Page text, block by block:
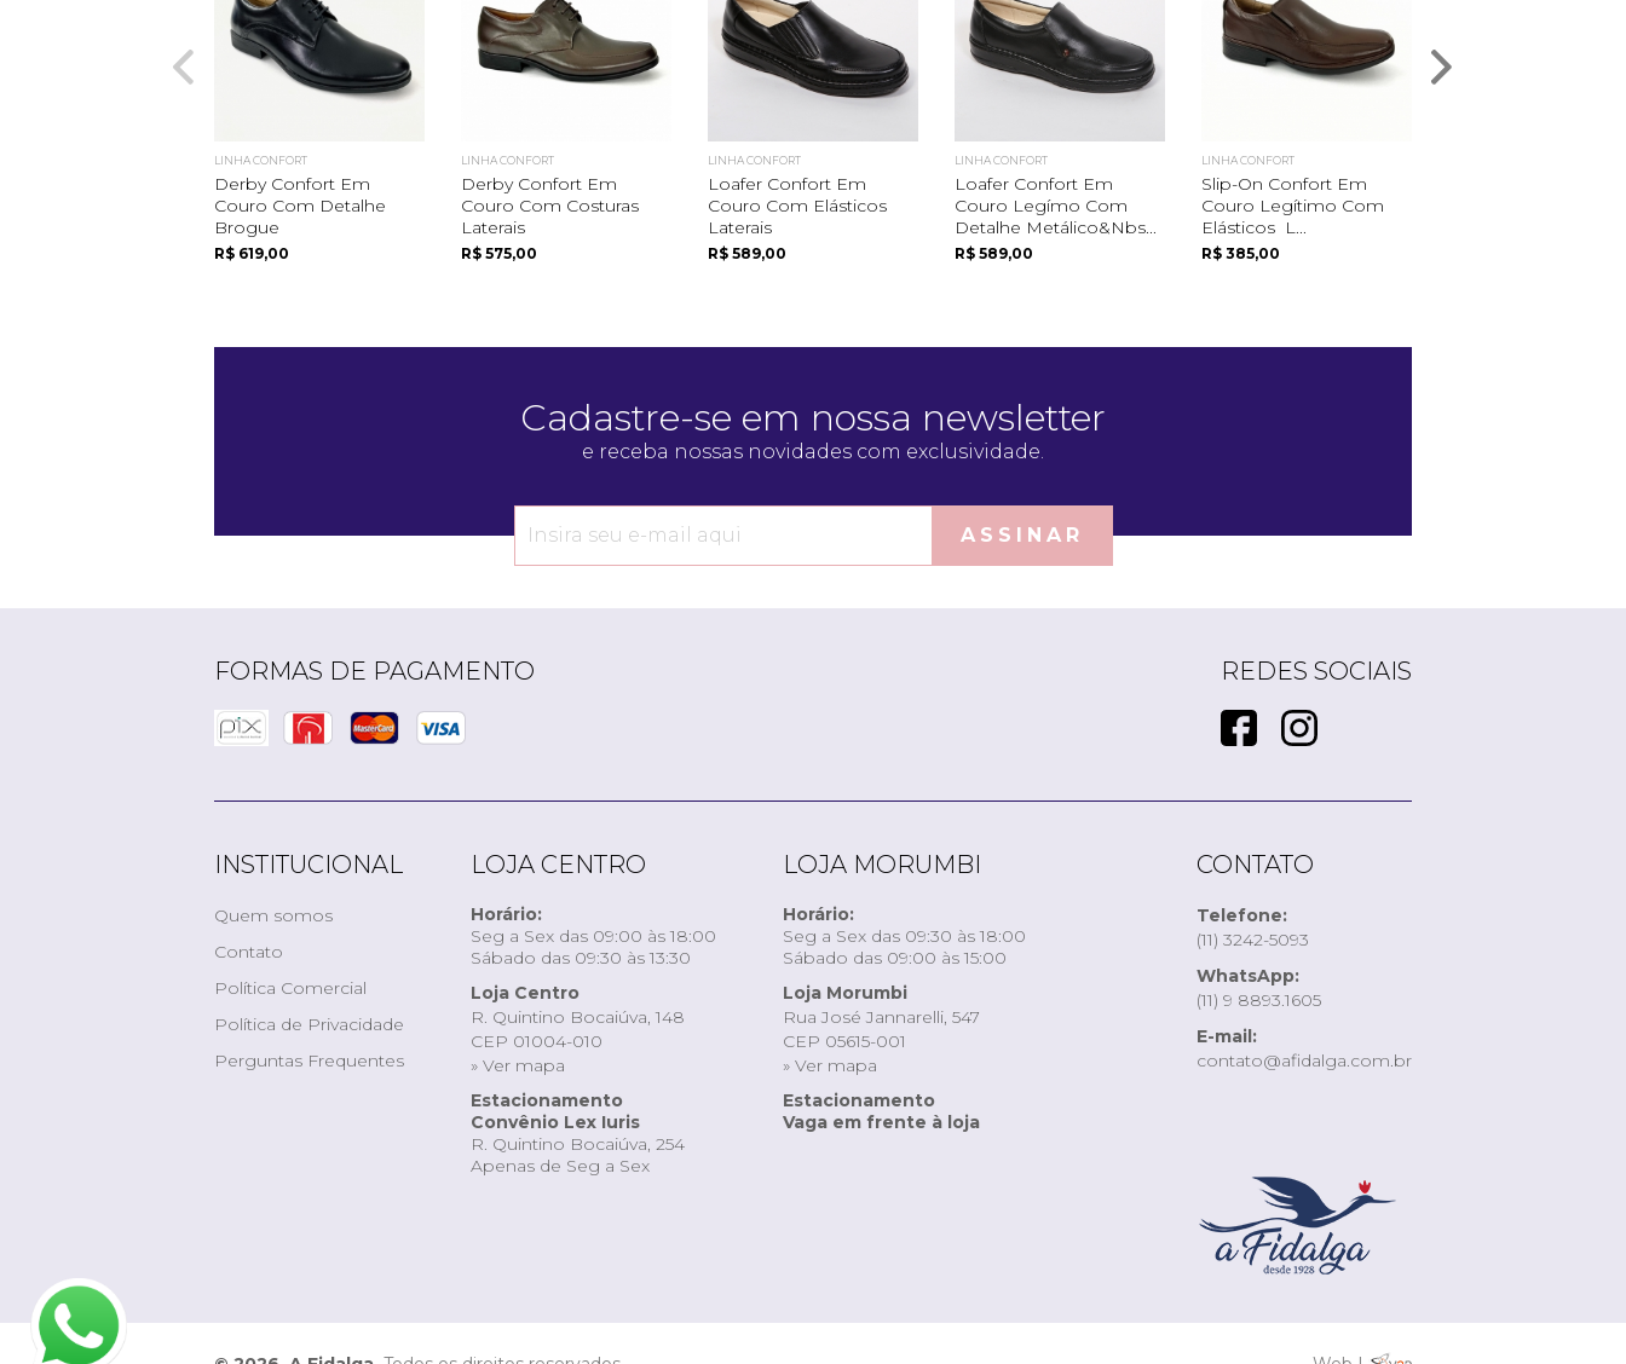
LINHA CONFORT
Derby Confort Em
Couro Com Detalhe
Brogue
R$ 619,00
LINHA CONFORT
Derby Confort Em
Couro Com Costuras
Laterais
R$ 575,00
LINHA CONFORT
Loafer Confort Em
Couro Com Elásticos
Laterais
R$ 589,00
LINHA CONFORT
Loafer Confort Em
Couro Legímo Com
Detalhe Metálico&nbs...
R$ 589,00
LINHA CONFORT
Slip-On Confort Em
Couro Legítimo Com
Elásticos L...
R$ 385,00
Cadastre-se em nossa newsletter
e receba nossas novidades com exclusividade.
ASSINAR
FORMAS DE PAGAMENTO REDES SOCIAIS
INSTITUCIONAL
Quem somos
Contato
Política Comercial
Política de Privacidade
Perguntas Frequentes
LOJA CENTRO
Horário:
Seg a Sex das 09:00 às 18:00
Sábado das 09:30 às 13:30
Loja Centro
R. Quintino Bocaiúva, 148
CEP 01004-010
» Ver mapa
Estacionamento
Convênio Lex Iuris
R. Quintino Bocaiúva, 254
Apenas de Seg a Sex
LOJA MORUMBI
Horário:
Seg a Sex das 09:30 às 18:00
Sábado das 09:00 às 15:00
Loja Morumbi
Rua José Jannarelli, 547
CEP 05615-001
» Ver mapa
Estacionamento
Vaga em frente à loja
CONTATO
Telefone:
(11) 3242-5093
WhatsApp:
(11) 9 8893.1605
E-mail:
contato@afidalga.com.br